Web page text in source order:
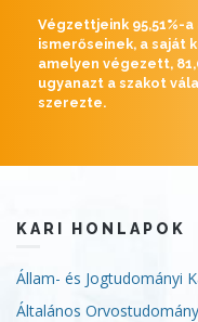
Végzettjeink 95,51%-
ismerőseinek, a saját
amelyen végezett,
ugyanazt a szakot
szerezte.
KARI HONLAPOK
Állam- és Jogtudományi
Általános